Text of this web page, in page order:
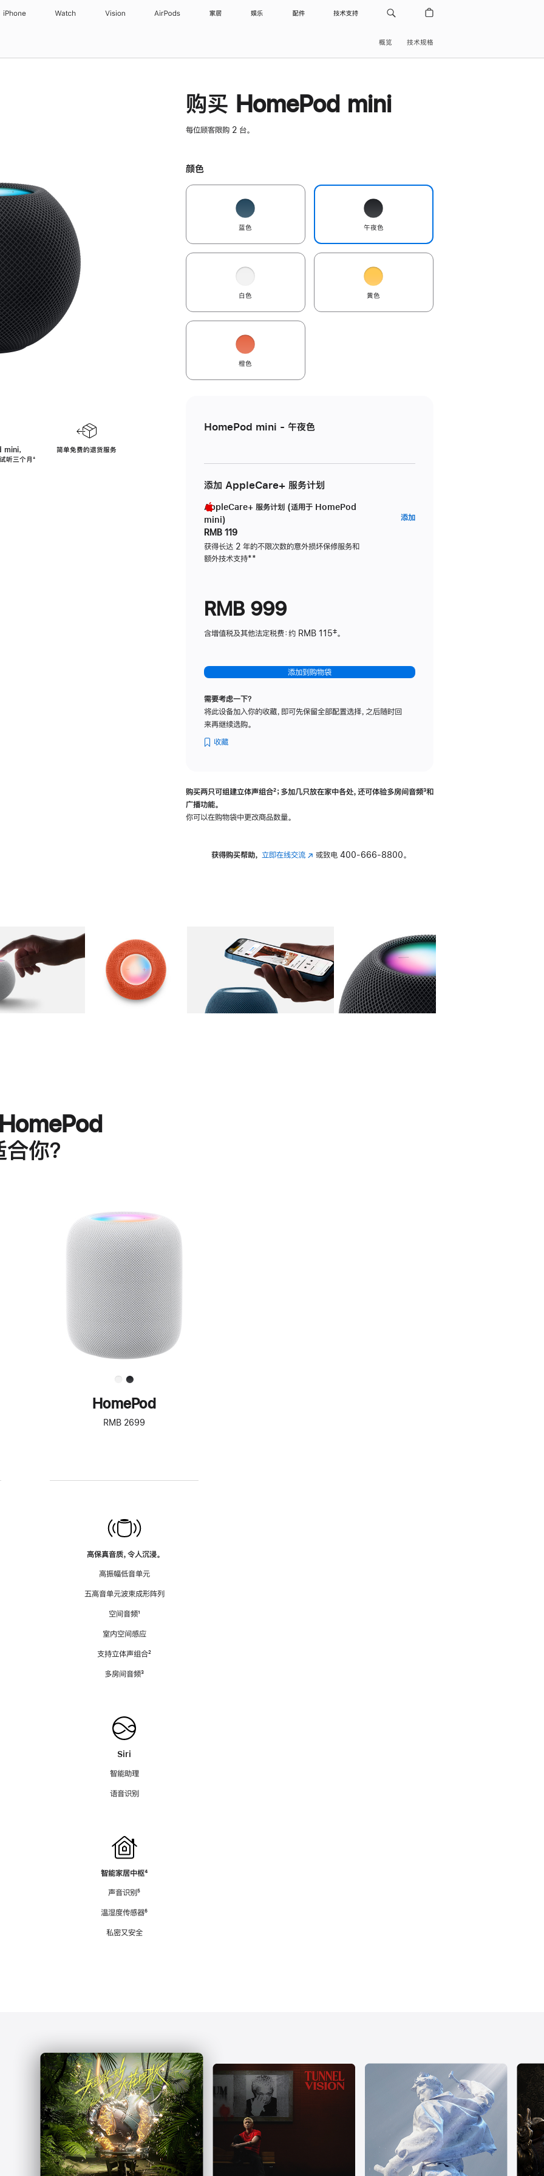
iPhone Watch Vision AirPods 家居 娱乐 配件 技术支持
概览 技术规格
，
听三个月脚
⁺
简单免费的退货服务
购买 HomePod mini
每位顾客限购 2 台。
颜色
蓝色 午夜色
白色 黄色
橙色
HomePod mini - 午夜色
添加 AppleCare+ 服务计划
AppleCare+ 服务计划 (适用于 HomePod
mini)
RMB 119
获得长达 2 年的不限次数的意外损坏保修服务和
额外技术支持脚
**
添加AppleCare+
RMB 999
含增值税及其他法定税费：约 RMB 115‡。
添加到购物袋
需要考虑一下？
将此设备加入你的收藏，即可先保留全部配置选择，之后随时回
来再继续选购。
收藏
购买两只可组建立体声组合脚
²；多加几只放在家中各处，还可体验多‍房‍间音频脚
³和
广播功能。
你可以在购物袋中更改商品数量。
获得购买帮助， 立即在线交流(在 或致电 400-666-8800。
图库 图像 图库 图像 图库 图像 4 图库 图像 5
你？
进
一
步
了
解
HomePod<
HomePod
RMB 2699
高保真音质，令人沉浸。
高振幅低音单元
五高音单元波束成形阵列
空间音频脚
¹
室内空间感应
支持立体声组合脚
²
多房间音频脚
³
Siri
智能助理
语音识别
智能家居中枢脚
⁴
声音识别脚
⁵
温湿度传感器脚
⁶
私密又安全